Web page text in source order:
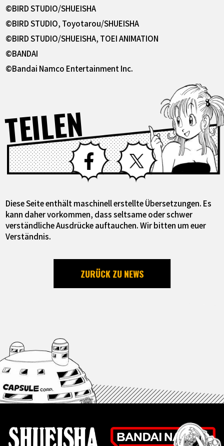
©BIRD STUDIO/SHUEISHA
©BIRD STUDIO, Toyotarou/SHUEISHA
©BIRD STUDIO/SHUEISHA, TOEI ANIMATION
©BANDAI
©Bandai Namco Entertainment Inc.
TEILEN Facebook X
Diese Seite enthält maschinell erstellte Übersetzungen. Es
kann daher vorkommen, dass seltsame oder schwer
verständliche Ausdrücke auftauchen. Wir bitten um euer
Verständnis.
ZURÜCK ZU NEWS